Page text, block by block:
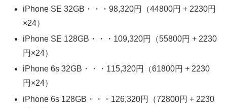
iPhone SE 32GB・・・98,320円（44800円 + 2230円
×24）
iPhone SE 128GB・・・109,320円（55800円 + 2230
円×24）
iPhone 6s 32GB・・・115,320円（61800円 + 2230
円×24）
iPhone 6s 128GB・・・126,320円（72800円 + 2230